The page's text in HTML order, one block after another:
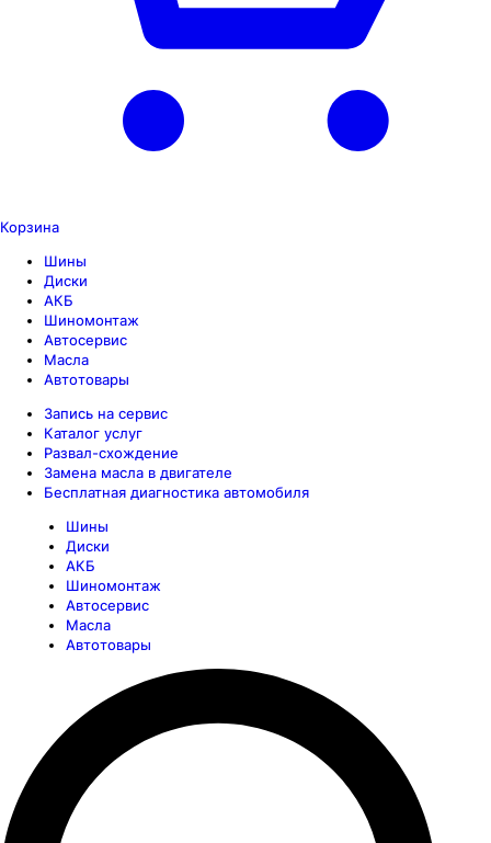
Корзина
Шины
Диски
АКБ
Шиномонтаж
Автосервис
Масла
Автотовары
Запись на сервис
Каталог услуг
Развал-схождение
Замена масла в двигателе
Бесплатная диагностика автомобиля
Шины
Диски
АКБ
Шиномонтаж
Автосервис
Масла
Автотовары